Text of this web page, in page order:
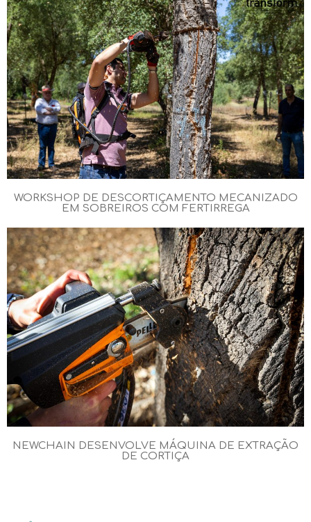
WORKSHOP DE DESCORTIÇAMENTO MECANIZADO
EM SOBREIROS COM FERTIRREGA
NEWCHAIN DESENVOLVE MÁQUINA DE EXTRAÇÃO
DE CORTIÇA